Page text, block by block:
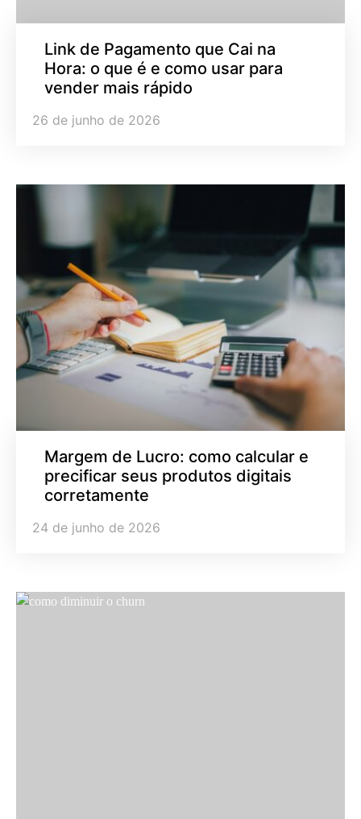
Link de Pagamento que Cai na
Hora: o que é e como usar para
vender mais rápido
26 de junho de 2026
Margem de Lucro: como calcular e
precificar seus produtos digitais
corretamente
24 de junho de 2026